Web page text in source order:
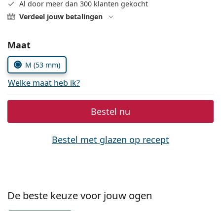
Alle merken
Persol
Alle merken
Al door meer dan 300 klanten gekocht
Verdeel jouw betalingen
Kies parameters:
Maat
M (53 mm)
Welke maat heb ik?
Bestel nu
Bestel met glazen op recept
De beste keuze voor jouw ogen